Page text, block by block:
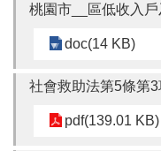
桃園市__區低收入
doc(14 KB)
社會救助法第5條第
pdf(139.01 KB)